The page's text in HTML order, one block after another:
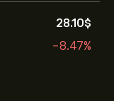
28.10‎$‎
-8.47%